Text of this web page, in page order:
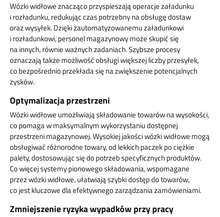
Wózki widłowe znacząco przyspieszają operacje załadunku
i rozładunku, redukując czas potrzebny na obsługę dostaw
oraz wysyłek. Dzięki zautomatyzowanemu załadunkowi
i rozładunkowi, personel magazynowy może skupić się
na innych, równie ważnych zadaniach. Szybsze procesy
oznaczają także możliwość obsługi większej liczby przesyłek,
co bezpośrednio przekłada się na zwiększenie potencjalnych
zysków.
Optymalizacja przestrzeni
Wózki widłowe umożliwiają składowanie towarów na wysokości,
co pomaga w maksymalnym wykorzystaniu dostępnej
przestrzeni magazynowej. Wysokiej jakości wózki widłowe mogą
obsługiwać różnorodne towary, od lekkich paczek po ciężkie
palety, dostosowując się do potrzeb specyficznych produktów.
Co więcej systemy pionowego składowania, wspomagane
przez wózki widłowe, ułatwiają szybki dostęp do towarów,
co jest kluczowe dla efektywnego zarządzania zamówieniami.
Zmniejszenie ryzyka wypadków przy pracy